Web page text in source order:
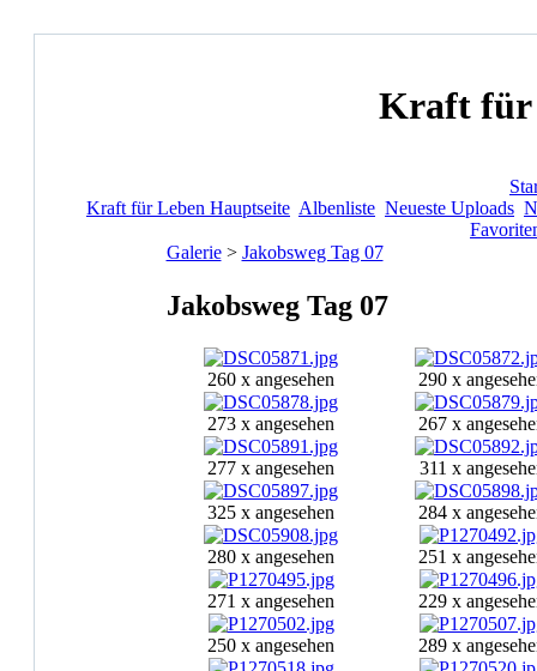
Kraft für
Kraft für Leben Hauptseite Albenliste Neueste Uploads
Galerie> Jakobsweg Tag 07
Jakobsweg Tag 07
260 x angesehen 290 x
273 x angesehen 267 x
277 x angesehen 311 x
325 x angesehen 284 x
280 x angesehen 251 x
271 x angesehen 229 x
250 x angesehen 289 x